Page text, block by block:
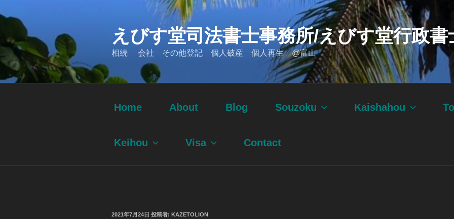
ン
ン
へ
ス
えびす堂司法書士事務所/えびす堂行政書
相続 会社 その他登記 個人破産 個人再生 @富山
Home About Blog Souzoku Kaishahou
Keihou Visa Contact
投
2021年7月24日 投稿者: KAZETOLION